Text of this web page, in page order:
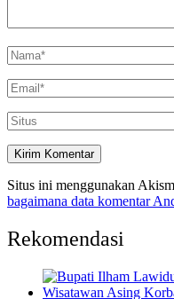
Situs ini menggunakan
bagaimana data komentar
Rekomendasi